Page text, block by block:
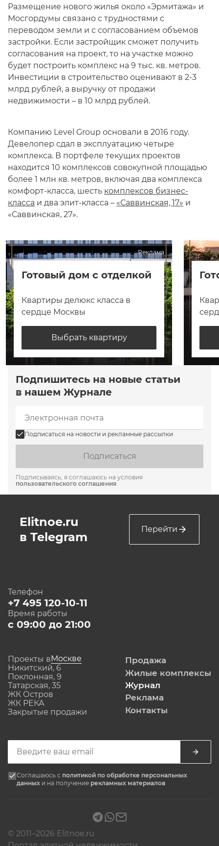
Размещение нового жилья около «Эрмитажа» и
Мосгордумы связано с трудностями с
переводом земли и с согласованием объемов
застройки. Если застройщик сможет получить
согласования на проект, то на участке можно
будет построить комплекс на 9 тыс. кв. метров.
Инвестиции в строительство оценивают в 2-3
млрд рублей, а выручку от продажи
недвижимости – в 10 млрд рублей.
Компанию Level Group основали в 2016 году.
Девелопер сдал в эксплуатацию четыре
комплекса. В портфеле текущих проектов
находится 10 комплексов совокупной площадью
более 1 млн кв. метров, включая два комплекса
комфорт-класса, шесть комплексов бизнес-
класса и два элит-класса – «Саввинская, 17» и
«Саввинская, 27».
Реклама
Готовый дом с отделкой
Квартиры делюкс класса в
сердце Москвы
Выбрать квартиру
Подпишитесь на новые статьи
в нашем Журнале
Подписаться на новости и рекламные рассылки
Подписаться
Подписываясь, я соглашаюсь на условия
пользовательского соглашения
Elitnoe.ru
в Telegram
Перейти
Телефон
+7 495 120-10-11
Время работы
с 09:00 до 21:00
Проекты вМоскве
Никитский, 6
Поклонная, 9
Татарская, 35
ЖК Остров
ЖК РЕКА
Закрытые продажи
Продажа
Жилые комплексы
Журнал
Реклама
Контакты
Соглашаюсь с политикой по обработке персональных
данных и на получение рекламных материалов
© 2011–2026 Elitnoe.ru